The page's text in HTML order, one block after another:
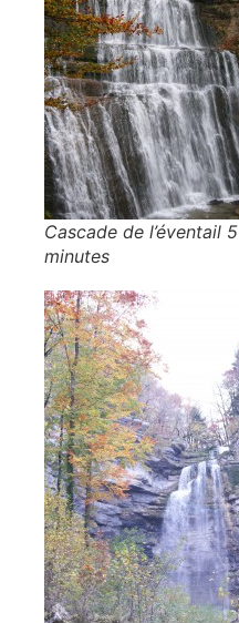
Cascade de l’éventail 5
minutes